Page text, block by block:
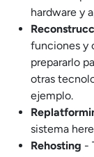
hardware y
funciones y
prepararlo
otras
ejemplo.
sistema
Rehosting -